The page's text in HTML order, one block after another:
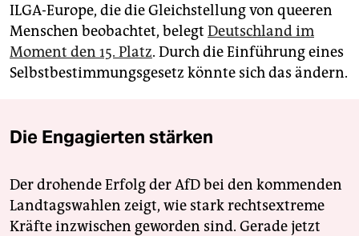
ILGA-Europe, die die Gleichstellung von queeren
Menschen beobachtet, belegt Deutschland im
Moment den 15. Platz. Durch die Einführung eines
Selbstbestimmungsgesetz könnte sich das ändern.
Die Engagierten stärken
Der drohende Erfolg der AfD bei den kommenden
Landtagswahlen zeigt, wie stark rechtsextreme
Kräfte inzwischen geworden sind. Gerade jetzt